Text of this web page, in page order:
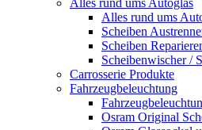
Alles rund ums
Scheiben
Scheiben
Scheibenwischer /
Carrosserie Produkte
Fahrzeugbeleuchtung
Osram Original